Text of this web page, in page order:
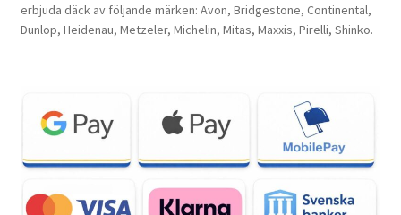
erbjuda däck av följande märken: Avon, Bridgestone, Continental,
Dunlop, Heidenau, Metzeler, Michelin, Mitas, Maxxis, Pirelli, Shinko.